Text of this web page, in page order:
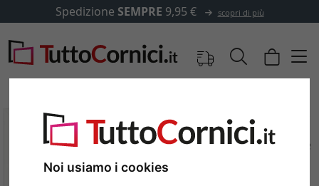
Noi usiamo i cookies
Spedizione SEMPRE 9,95 € scopri di più